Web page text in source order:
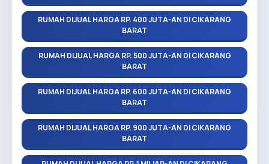
RUMAH DIJUAL HARGA RP. 400 JUTA-AN DI CIKARANG
BARAT
RUMAH DIJUAL HARGA RP. 500 JUTA-AN DI CIKARANG
BARAT
RUMAH DIJUAL HARGA RP. 600 JUTA-AN DI CIKARANG
BARAT
RUMAH DIJUAL HARGA RP. 900 JUTA-AN DI CIKARANG
BARAT